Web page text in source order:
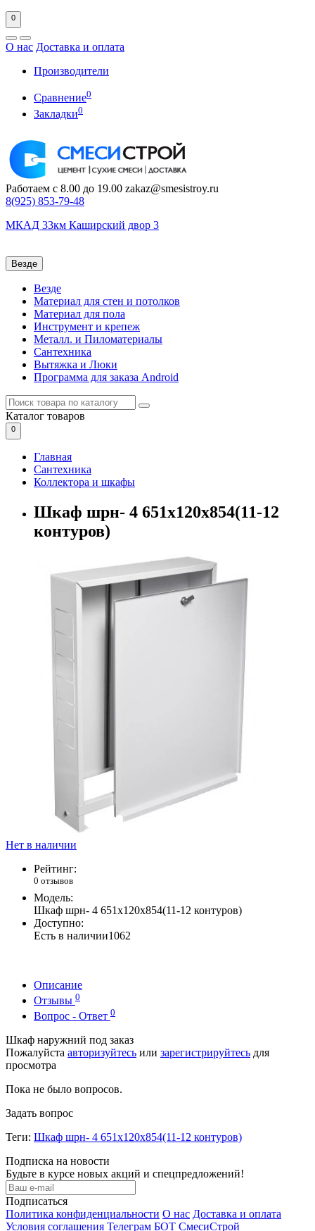
0
О нас Доставка и оплата
Производители
Сравнение0
Закладки0
Работаем с 8.00 до 19.00 zakaz@smesistroy.ru
8(925) 853-79-48
МКАД 33км Каширский двор 3
Везде
Везде
Материал для стен и потолков
Материал для пола
Инструмент и крепеж
Металл. и Пиломатериалы
Сантехника
Вытяжка и Люки
Программа для заказа Android
Каталог товаров
0
Главная
Сантехника
Коллектора и шкафы
Шкаф шрн- 4 651х120х854(11-12
контуров)
Нет в наличии
Рейтинг:
0 отзывов
Модель:
Шкаф шрн- 4 651х120х854(11-12 контуров)
Доступно:
Есть в наличии1062
Описание
Отзывы 0
Вопрос - Ответ 0
Шкаф наружний под заказ
Пожалуйста авторизуйтесь или зарегистрируйтесь для
просмотра
Пока не было вопросов.
Задать вопрос
Теги: Шкаф шрн- 4 651х120х854(11-12 контуров)
Подписка на новости
Будьте в курсе новых акций и спецпредложений!
Подписаться
Политика конфиденциальности О нас Доставка и оплата
Условия соглашения Телеграм БОТ СмесиСтрой